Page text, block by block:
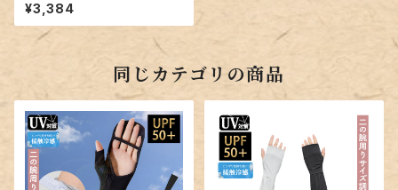
ashguard068
¥3,384
同じカテゴリの商品